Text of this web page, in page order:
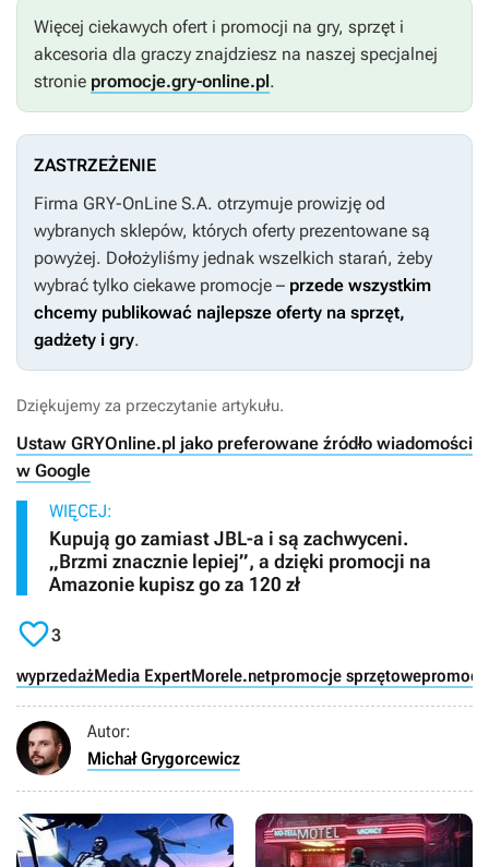
Więcej ciekawych ofert i promocji na gry, sprzęt i
akcesoria dla graczy znajdziesz na naszej specjalnej
stronie promocje.gry-online.pl.
ZASTRZEŻENIE
Firma GRY-OnLine S.A. otrzymuje prowizję od
wybranych sklepów, których oferty prezentowane są
powyżej. Dołożyliśmy jednak wszelkich starań, żeby
wybrać tylko ciekawe promocje – przede wszystkim
chcemy publikować najlepsze oferty na sprzęt,
gadżety i gry.
Dziękujemy za przeczytanie artykułu.
Ustaw GRYOnline.pl jako preferowane źródło wiadomości
w Google
WIĘCEJ:
Kupują go zamiast JBL-a i są zachwyceni.
„Brzmi znacznie lepiej”, a dzięki promocji na
Amazonie kupisz go za 120 zł
3
wyprzedażMedia ExpertMorele.netpromocje sprzętowe
Autor:
Michał Grygorcewicz